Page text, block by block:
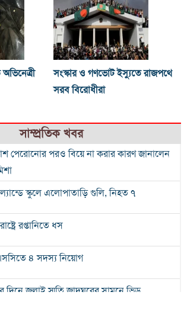
সংস্কার ও গণভোট ইস্যুতে রাজপথে
সরব বিরোধীরা
সাম্প্রতিক খবর
পেরোনোর পরও বিয়ে না করার কারণ জানালেন
স্কুলে এলোপাতাড়ি গুলি, নিহত ৭
রপ্তানিতে ধস
৪ সদস্য নিয়োগ
দিনে জুলাই স্মৃতি জাদুঘরের সামনে ভিড়